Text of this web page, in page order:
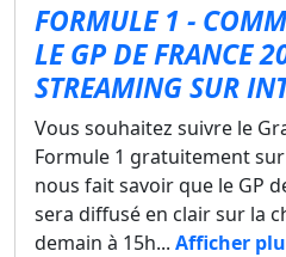
FORMULE 1 -
LE GP DE FRANCE
STREAMING SUR
Vous souhaitez suivre le
Formule 1 gratuitement sur
nous fait savoir que le GP
sera diffusé en clair sur la
demain à 15h... Afficher